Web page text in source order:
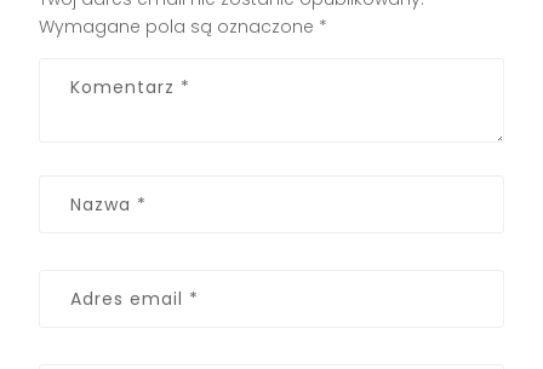
Wymagane pola są oznaczone *